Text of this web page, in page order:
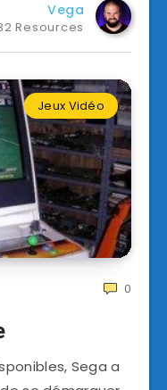
Vega
Resources
Jeux Vidéo
0
Sega a